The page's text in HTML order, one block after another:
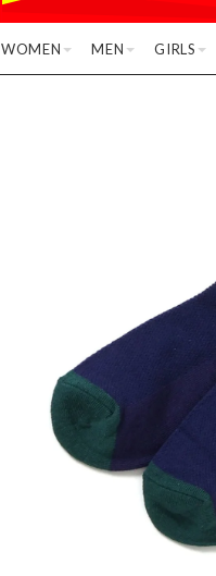
WOMEN MEN GIRLS